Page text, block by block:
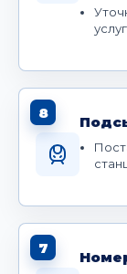
услуг
8
7